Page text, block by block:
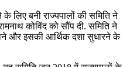
लिए बनी राज्यपालों की समिति ने
कोविंद को सौंप दी. समिति ने
और इसकी आर्थिक दशा सुधारने के